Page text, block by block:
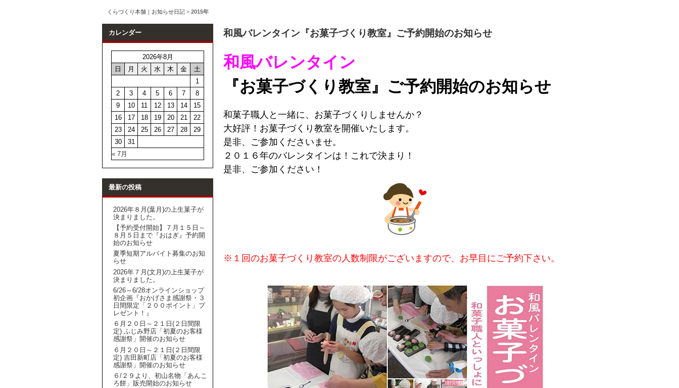
くらづくり本舗｜お知らせ日記 > 2015年
カレンダー
2026年8月
日
月 火 水 木 金 土
« 7月
1
2
3 4 5 6 7
8
9
10 11 12 13 14
15
16
17 18 19 20 21
22
23
24 25 26 27 28
29
30
31
最新の投稿
2026年８月(葉月)の上生菓子が
決まりました。
【予約受付開始】７月１５日～
８月５日まで『おはぎ』予約開
始のお知らせ
夏季短期アルバイト募集のお知
らせ
2026年７月(文月)の上生菓子が
決まりました。
6/26～6/28オンラインショップ
初企画『おかげさま感謝祭・３
日間限定「２００ポイント」プ
レゼント！』
６月２０日～２１日(２日間限
定) ふじみ野店「初夏のお客様
感謝祭」開催のお知らせ
６月２０日～２１日(２日間限
定) 吉田新町店「初夏のお客様
感謝祭」開催のお知らせ
６/２９より、初山名物「あんこ
ろ餅」販売開始のお知らせ
和風バレンタイン『お菓子づくり教室』ご予約開始のお知らせ
和風バレンタイン
『お菓子づくり教室』ご予約開始のお知らせ
和菓子職人と一緒に、お菓子づくりしませんか？
大好評！お菓子づくり教室を開催いたします。
是非、ご参加くださいませ。
２０１６年のバレンタインは！これで決まり！
是非、ご参加ください！
※１回のお菓子づくり教室の人数制限がございますので、お早目にご予約下さい。